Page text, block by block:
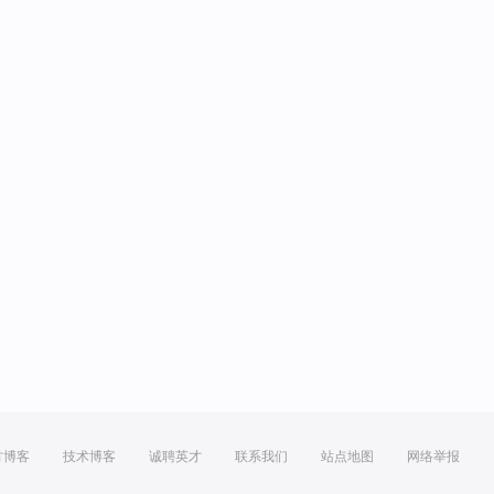
博客 技术博客 诚聘英才 联系我们 站点地图 网络举报